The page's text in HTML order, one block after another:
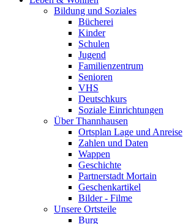
Bildung und Soziales
Bücherei
Kinder
Schulen
Jugend
Familienzentrum
Senioren
VHS
Deutschkurs
Soziale Einrichtungen
Über Thannhausen
Ortsplan Lage und Anreise
Zahlen und Daten
Wappen
Geschichte
Partnerstadt Mortain
Geschenkartikel
Bilder - Filme
Unsere Ortsteile
Burg